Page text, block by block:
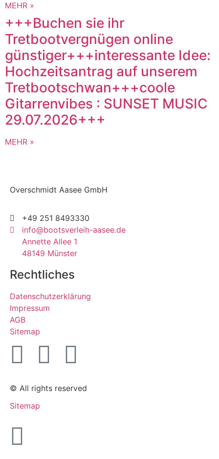
MEHR »
+++Buchen sie ihr
Tretbootvergnügen online
günstiger+++interessante Idee:
Hochzeitsantrag auf unserem
Tretbootschwan+++coole
Gitarrenvibes : SUNSET MUSIC
29.07.2026+++
MEHR »
Overschmidt Aasee GmbH
+49 251 8493330
info@bootsverleih-aasee.de
Annette Allee 1
48149 Münster
Rechtliches
Datenschutzerklärung
Impressum
AGB
Sitemap
© All rights reserved
Sitemap